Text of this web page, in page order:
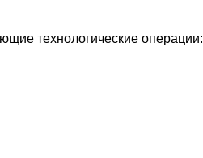
технологические операции: